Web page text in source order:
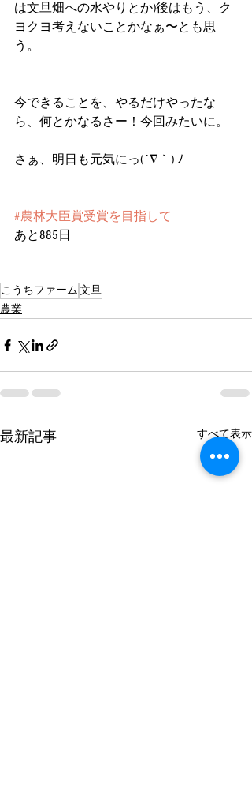
は文旦畑への水やりとか)後はもう、ク
ヨクヨ考えないことかなぁ〜とも思
う。
今できることを、やるだけやったな
ら、何とかなるさー！今回みたいに。
さぁ、明日も元気にっ(´∇｀) ﾉ
#農林大臣賞受賞を目指して
あと885日
こうちファーム文旦
農業
最新記事 すべて表示